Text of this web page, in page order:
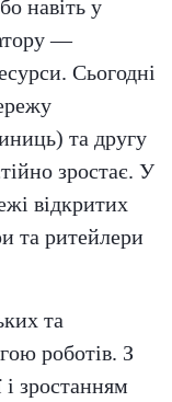
навіть у
—
Сьогодні
та другу
зростає. У
відкритих
та ритейлери
та
роботів. З
зростанням